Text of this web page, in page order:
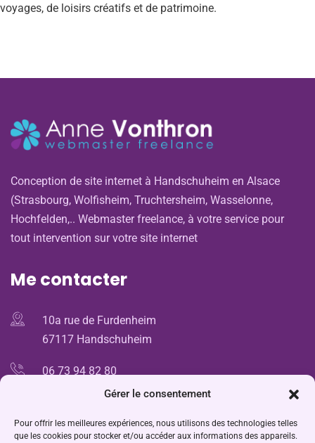
Gérer le consentement
Pour offrir les meilleures expériences, nous utilisons des technologies telles
que les cookies pour stocker et/ou accéder aux informations des appareils.
voyages, de loisirs créatifs et de patrimoine.
Conception de site internet à Handschuheim en Alsace
(Strasbourg, Wolfisheim, Truchtersheim, Wasselonne,
Hochfelden,.. Webmaster freelance, à votre service pour
tout intervention sur votre site internet
Me contacter
10a rue de Furdenheim
67117 Handschuheim
06 73 94 82 80
9h00 - 18h00